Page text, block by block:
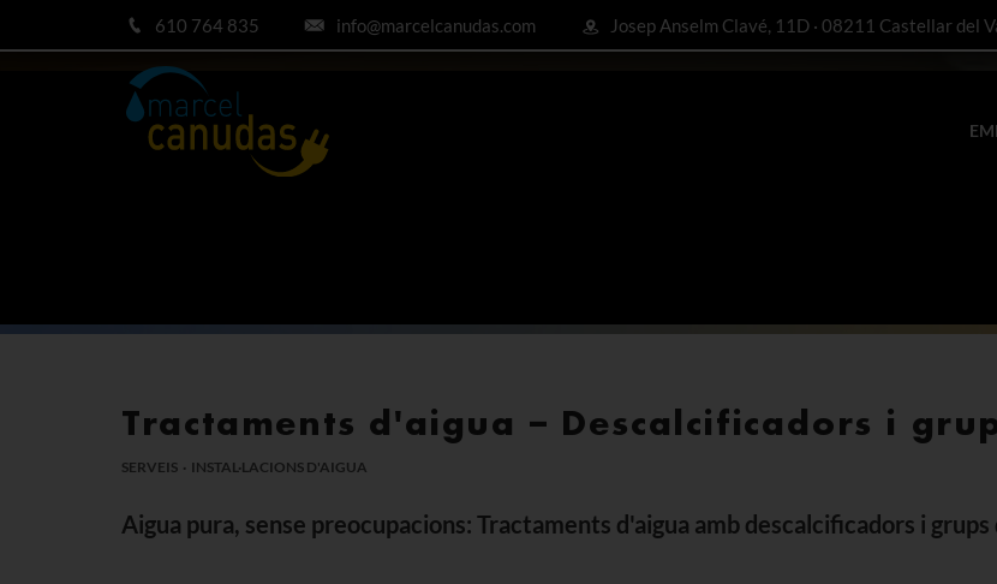
610 764 835 info@marcelcanudas.com Josep Anselm Clavé, 11D · 08211 Castellar del
Tractaments d'aigua – Descalcificadors i
SERVEIS · INSTAL·LACIONS D'AIGUA
Aigua pura, sense preocupacions: Tractaments d'aigua amb descalcificadors i grups